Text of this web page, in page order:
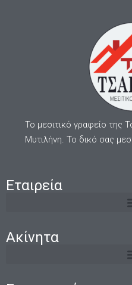
Το μεσιτικό γραφείο της
Μυτιλήνη. Το δικό σας
Εταιρεία
Ακίνητα